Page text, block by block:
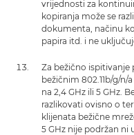
vrijednosti za
kopiranja može se
dokumenta, načinu
papira itd. i ne
Za bežično ispitivanje
bežičnim 802.11b/g/
na 2,4 GHz ili 5 GHz.
razlikovati ovisno o
klijenata bežične
5 GHz nije podržan